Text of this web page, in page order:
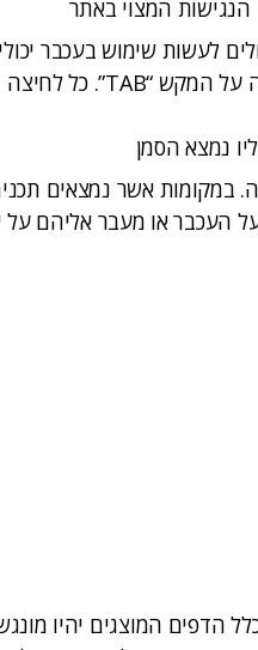
הנגישות המצוי באתר
לעשות שימוש בעכבר
להפעיל את התכונות המצויות באתר על ידי לחיצה על המקש “TAB”. כל לחיצה
במקומות אשר נמצאים
העכבר או מעבר אליהם על
הדפים המוצגים יהיו